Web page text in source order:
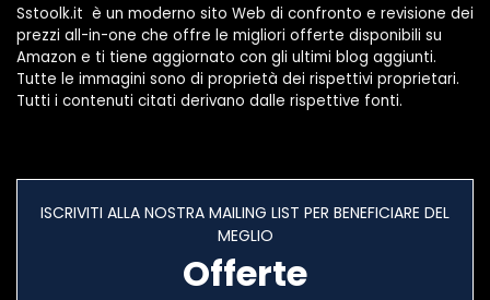
Sstoolk.it è un moderno sito Web di confronto e revisione dei
prezzi all-in-one che offre le migliori offerte disponibili su
Amazon e ti tiene aggiornato con gli ultimi blog aggiunti.
Tutte le immagini sono di proprietà dei rispettivi proprietari.
Tutti i contenuti citati derivano dalle rispettive fonti.
ISCRIVITI ALLA NOSTRA MAILING LIST PER BENEFICIARE DEL
MEGLIO
Offerte